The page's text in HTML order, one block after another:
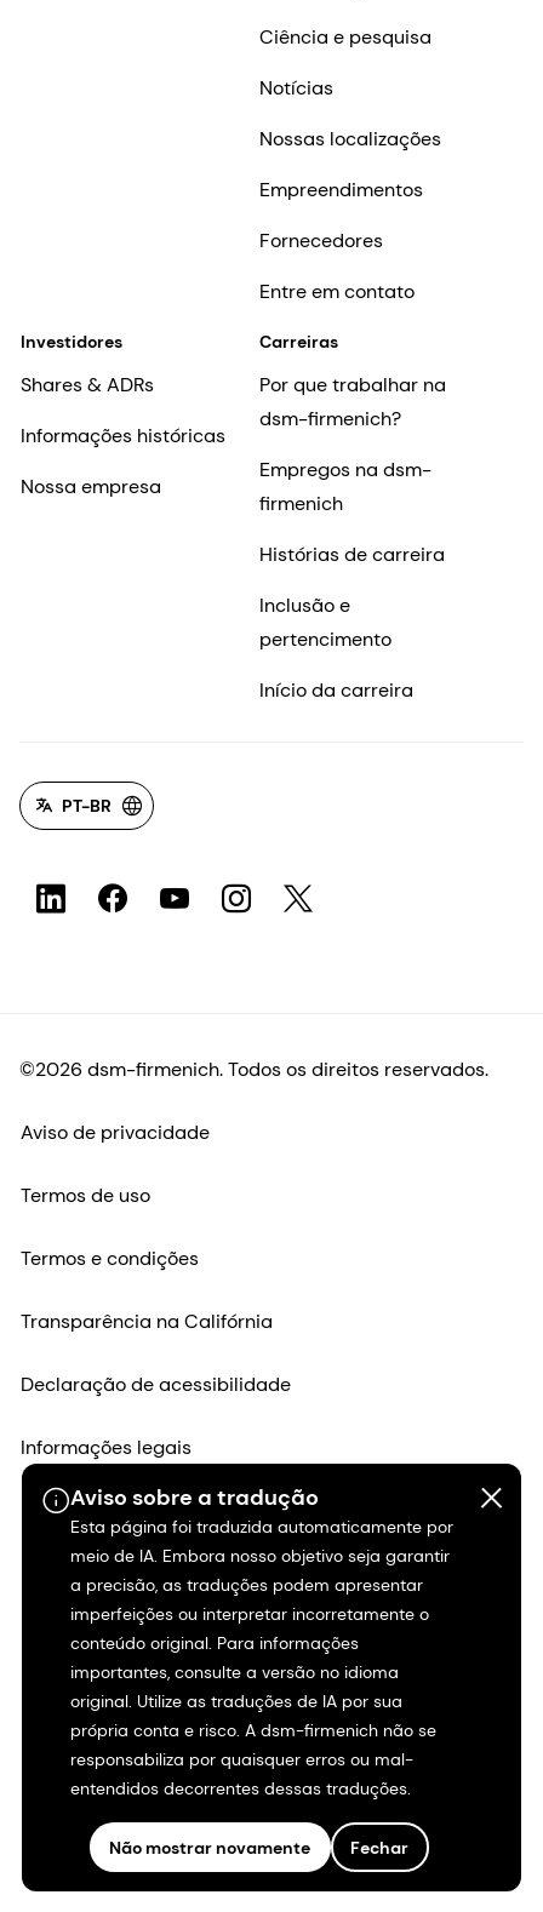
Aviso sobre a tradução
Esta página foi traduzida automaticamente por
meio de IA. Embora nosso objetivo seja garantir
a precisão, as traduções podem apresentar
imperfeições ou interpretar incorretamente o
conteúdo original. Para informações
importantes, consulte a versão no idioma
original. Utilize as traduções de IA por sua
própria conta e risco. A dsm-firmenich não se
responsabiliza por quaisquer erros ou mal-
entendidos decorrentes dessas traduções.
Não mostrar novamente Fechar
Ciência e pesquisa
Notícias
Nossas localizações
Empreendimentos
Fornecedores
Entre em contato
Investidores
Shares & ADRs
Informações históricas
Nossa empresa
Carreiras
Por que trabalhar na
dsm-firmenich?
Empregos na dsm-
firmenich
Histórias de carreira
Inclusão e
pertencimento
Início da carreira
PT-BR
©2026 dsm-firmenich. Todos os direitos reservados.
Aviso de privacidade
Termos de uso
Termos e condições
Transparência na Califórnia
Declaração de acessibilidade
Informações legais
Mapa do site